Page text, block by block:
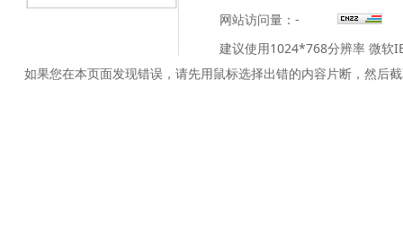
网站访问量： -
建议使用1024*768分辨率 微软
如果您在本页面发现错误，请先用鼠标选择出错的内容片断，然后